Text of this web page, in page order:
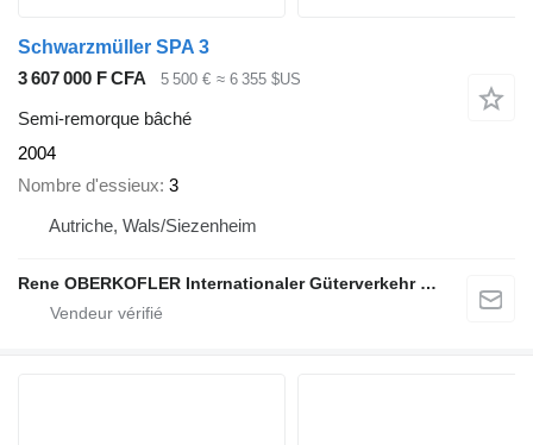
Schwarzmüller SPA 3
3 607 000 F CFA
5 500 € ≈ 6 355 $US
Semi-remorque bâché
2004
Nombre d'essieux 3
Autriche, Wals/Siezenheim
Rene OBERKOFLER Internationaler Güterverkehr & Handel